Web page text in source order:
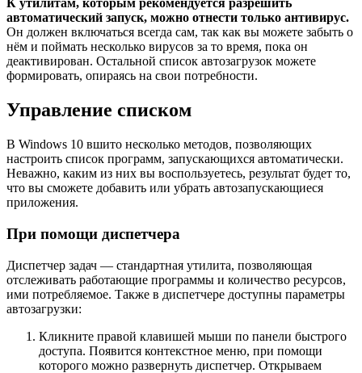
К утилитам, которым рекомендуется разрешить
автоматический запуск, можно отнести только антивирус.
Он должен включаться всегда сам, так как вы можете забыть о
нём и поймать несколько вирусов за то время, пока он
деактивирован. Остальной список автозагрузок можете
формировать, опираясь на свои потребности.
Управление списком
В Windows 10 вшито несколько методов, позволяющих
настроить список программ, запускающихся автоматически.
Неважно, каким из них вы воспользуетесь, результат будет то,
что вы сможете добавить или убрать автозапускающиеся
приложения.
При помощи диспетчера
Диспетчер задач — стандартная утилита, позволяющая
отслеживать работающие программы и количество ресурсов,
ими потребляемое. Также в диспетчере доступны параметры
автозагрузки:
Кликните правой клавишей мыши по панели быстрого
доступа. Появится контекстное меню, при помощи
которого можно развернуть диспетчер. Открываем